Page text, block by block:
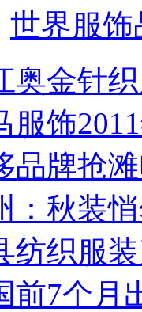
世界服饰
奥金针
服饰
品牌抢
：秋装
纺织服
前7个月